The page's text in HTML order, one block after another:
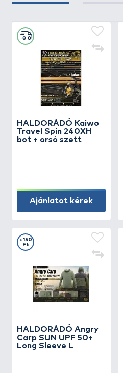
HALDORÁDÓ Kaiwo
Travel Spin 240XH
bot + orsó szett
Ajánlatot kérek
HALDORÁDÓ Angry
Carp SUN UPF 50+
Long Sleeve L
+150
Ft